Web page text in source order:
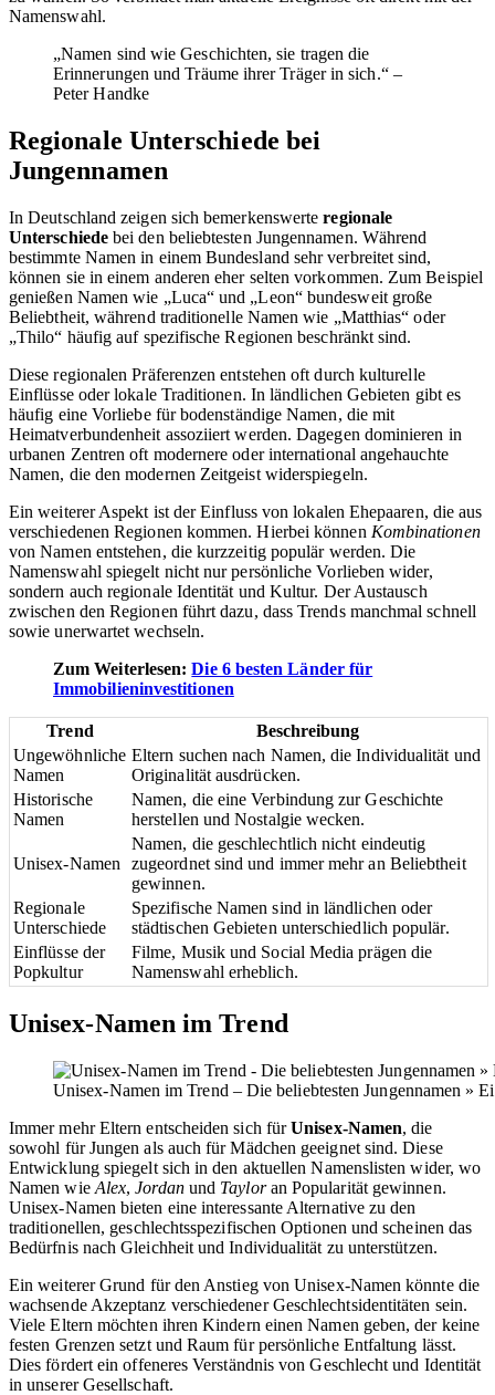
Namenswahl.
„Namen sind wie Geschichten, sie tragen die
Erinnerungen und Träume ihrer Träger in sich.“ –
Peter Handke
Regionale Unterschiede bei
Jungennamen
In Deutschland zeigen sich bemerkenswerteregionale
Unterschiedebei den beliebtesten Jungennamen. Während
bestimmte Namen in einem Bundesland sehr verbreitet sind,
können sie in einem anderen eher selten vorkommen. Zum Beispiel
genießen Namen wie „Luca“ und „Leon“ bundesweit große
Beliebtheit, während traditionelle Namen wie „Matthias“ oder
„Thilo“ häufig auf spezifische Regionen beschränkt sind.
Diese regionalen Präferenzen entstehen oft durch kulturelle
Einflüsse oder lokale Traditionen. In ländlichen Gebieten gibt es
häufig eine Vorliebe für bodenständige Namen, die mit
Heimatverbundenheit assoziiert werden. Dagegen dominieren in
urbanen Zentren oft modernere oder international angehauchte
Namen, die den modernen Zeitgeist widerspiegeln.
Ein weiterer Aspekt ist der Einfluss von lokalen Ehepaaren, die aus
verschiedenen Regionen kommen. Hierbei können Kombinationen
von Namen entstehen, die kurzzeitig populär werden. Die
Namenswahl spiegelt nicht nur persönliche Vorlieben wider,
sondern auch regionale Identität und Kultur. Der Austausch
zwischen den Regionen führt dazu, dass Trends manchmal schnell
sowie unerwartet wechseln.
Zum Weiterlesen:Die 6 besten Länder für
Immobilieninvestitionen
Trend
Beschreibung
Ungewöhnliche
Namen
Eltern suchen nach Namen, die Individualität und
Originalität ausdrücken.
Historische
Namen
Namen, die eine Verbindung zur Geschichte
herstellen und Nostalgie wecken.
Unisex-Namen
Namen, die geschlechtlich nicht eindeutig
zugeordnet sind und immer mehr an Beliebtheit
gewinnen.
Regionale
Unterschiede
Spezifische Namen sind in ländlichen oder
städtischen Gebieten unterschiedlich populär.
Einflüsse der
Popkultur
Filme, Musik und Social Media prägen die
Namenswahl erheblich.
Unisex-Namen im Trend
Unisex-Namen im Trend – Die beliebtesten Jungennamen »
Immer mehr Eltern entscheiden sich fürUnisex-Namen, die
sowohl für Jungen als auch für Mädchen geeignet sind. Diese
Entwicklung spiegelt sich in den aktuellen Namenslisten wider, wo
Namen wie Alex,Jordanund Tayloran Popularität gewinnen.
Unisex-Namen bieten eine interessante Alternative zu den
traditionellen, geschlechtsspezifischen Optionen und scheinen das
Bedürfnis nach Gleichheit und Individualität zu unterstützen.
Ein weiterer Grund für den Anstieg von Unisex-Namen könnte die
wachsende Akzeptanz verschiedener Geschlechtsidentitäten sein.
Viele Eltern möchten ihren Kindern einen Namen geben, der keine
festen Grenzen setzt und Raum für persönliche Entfaltung lässt.
Dies fördert ein offeneres Verständnis von Geschlecht und Identität
in unserer Gesellschaft.